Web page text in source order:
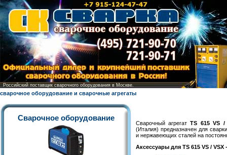
Российский поставщик сварочного оборудования в Москве.
сварочное оборудование и сварочные агрегаты
Сварочное оборудование
Cварочный агрегатTS 615 VS
(Италия) предназначен для
и нержавеющих сталей на
Аксессуары для TS 615 VS / VSX